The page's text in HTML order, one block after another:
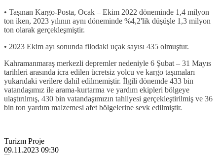
• Taşınan Kargo-Posta, Ocak – Ekim 2022 döneminde 1,4 milyon
ton iken, 2023 yılının aynı döneminde %4,2'lik düşüşle 1,3 milyon
ton olarak gerçekleşmiştir.
• 2023 Ekim ayı sonunda filodaki uçak sayısı 435 olmuştur.
Kahramanmaraş merkezli depremler nedeniyle 6 Şubat – 31 Mayıs
tarihleri arasında icra edilen ücretsiz yolcu ve kargo taşımaları
yukarıdaki verilere dahil edilmemiştir. İlgili dönemde 433 bin
vatandaşımız ile arama-kurtarma ve yardım ekipleri bölgeye
ulaştırılmış, 430 bin vatandaşımızın tahliyesi gerçekleştirilmiş ve 36
bin ton yardım malzemesi afet bölgelerine sevk edilmiştir.
Turizm Proje
09.11.2023 09:30